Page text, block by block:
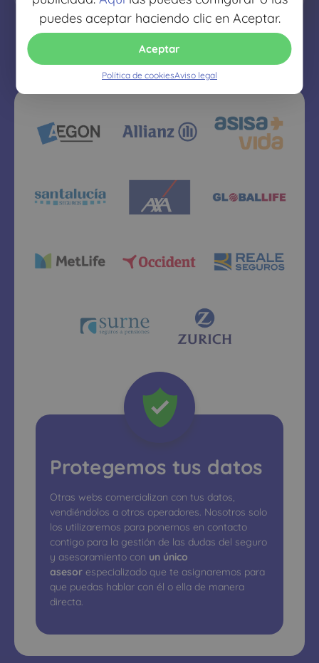
puedes aceptar haciendo clic en Aceptar.
Aceptar
Política de cookiesAviso legal
Protegemos tus datos
Otras webs comercializan con tus datos,
vendiéndolos a otros operadores. Nosotros solo
los utilizaremos para ponernos en contacto
contigo para la gestión de las dudas del seguro
y asesoramiento con un único
asesor especializado que te asignaremos para
que puedas hablar con él o ella de manera
directa.